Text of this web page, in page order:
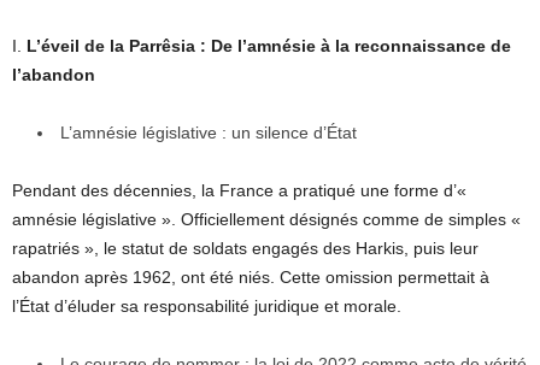
I. L’éveil de la Parrêsia : De l’amnésie à la reconnaissance de
l’abandon
L’amnésie législative : un silence d’État
Pendant des décennies, la France a pratiqué une forme d’«
amnésie législative ». Officiellement désignés comme de simples «
rapatriés », le statut de soldats engagés des Harkis, puis leur
abandon après 1962, ont été niés. Cette omission permettait à
l’État d’éluder sa responsabilité juridique et morale.